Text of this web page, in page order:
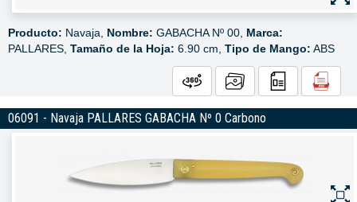
Producto: Navaja, Nombre: GABACHA Nº 00, Marca:
PALLARES, Tamaño de la Hoja: 6.90 cm, Tipo de Mango: ABS
06091 - Navaja PALLARES GABACHA Nº 0 Carbono